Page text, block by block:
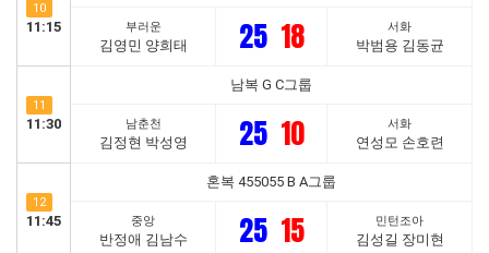
10
11:15 부러운
김영민 양희태 25 18 서화
박범용 김동균
11
11:30
남복 G C그룹
남춘천
김정현 박성영 25 10 서화
연성모 손호련
12
11:45
혼복 455055 B A그룹
중앙
반정애 김남수 25 15 민턴조아
김성길 장미현